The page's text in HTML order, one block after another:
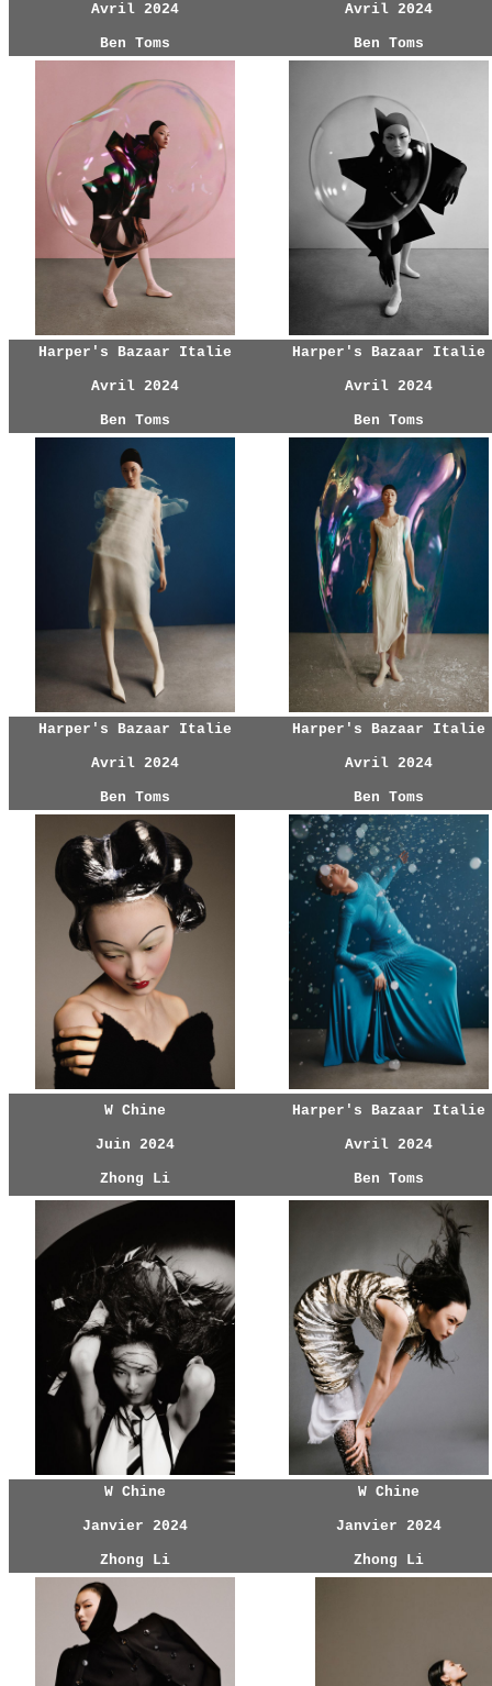
Avril 2024
Ben Toms
Avril 2024
Ben Toms
Harper's Bazaar Italie
Avril 2024
Ben Toms
Harper's Bazaar Italie
Avril 2024
Ben Toms
Harper's Bazaar Italie
Avril 2024
Ben Toms
Harper's Bazaar Italie
Avril 2024
Ben Toms
W Chine
Juin 2024
Zhong Li
Harper's Bazaar Italie
Avril 2024
Ben Toms
W Chine
Janvier 2024
Zhong Li
W Chine
Janvier 2024
Zhong Li